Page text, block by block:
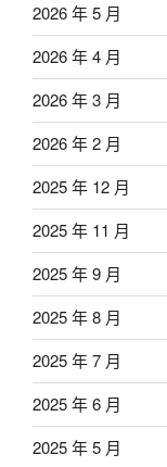
2026 年 5 月
2026 年 4 月
2026 年 3 月
2026 年 2 月
2025 年 12 月
2025 年 11 月
2025 年 9 月
2025 年 8 月
2025 年 7 月
2025 年 6 月
2025 年 5 月